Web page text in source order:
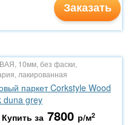
Заказать
10мм, без фаски,
лакированная
паркет Corkstyle Wood
duna grey
Купить за 7800 р/м2